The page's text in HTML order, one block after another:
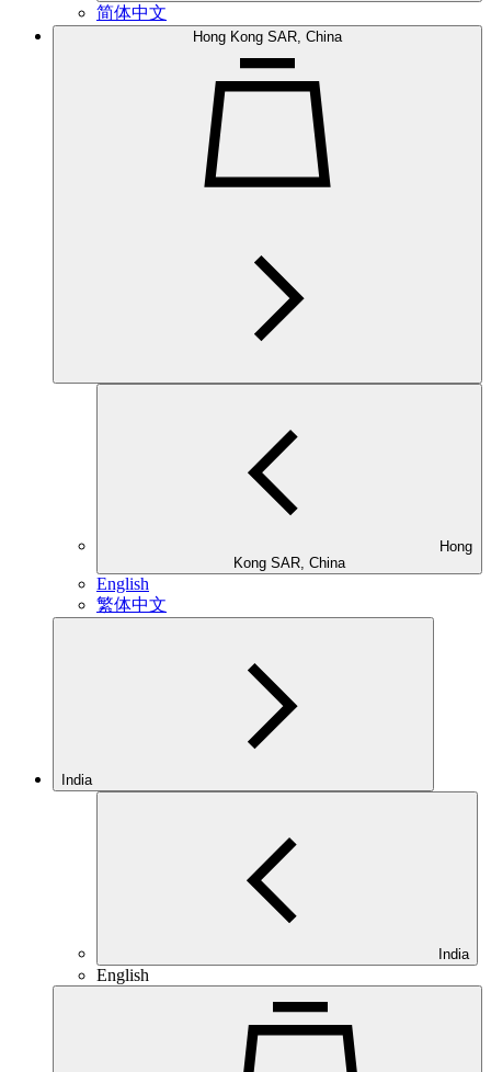
简体中文
Hong Kong SAR, China
Kong SAR, China
English
繁体中文
India
India
English